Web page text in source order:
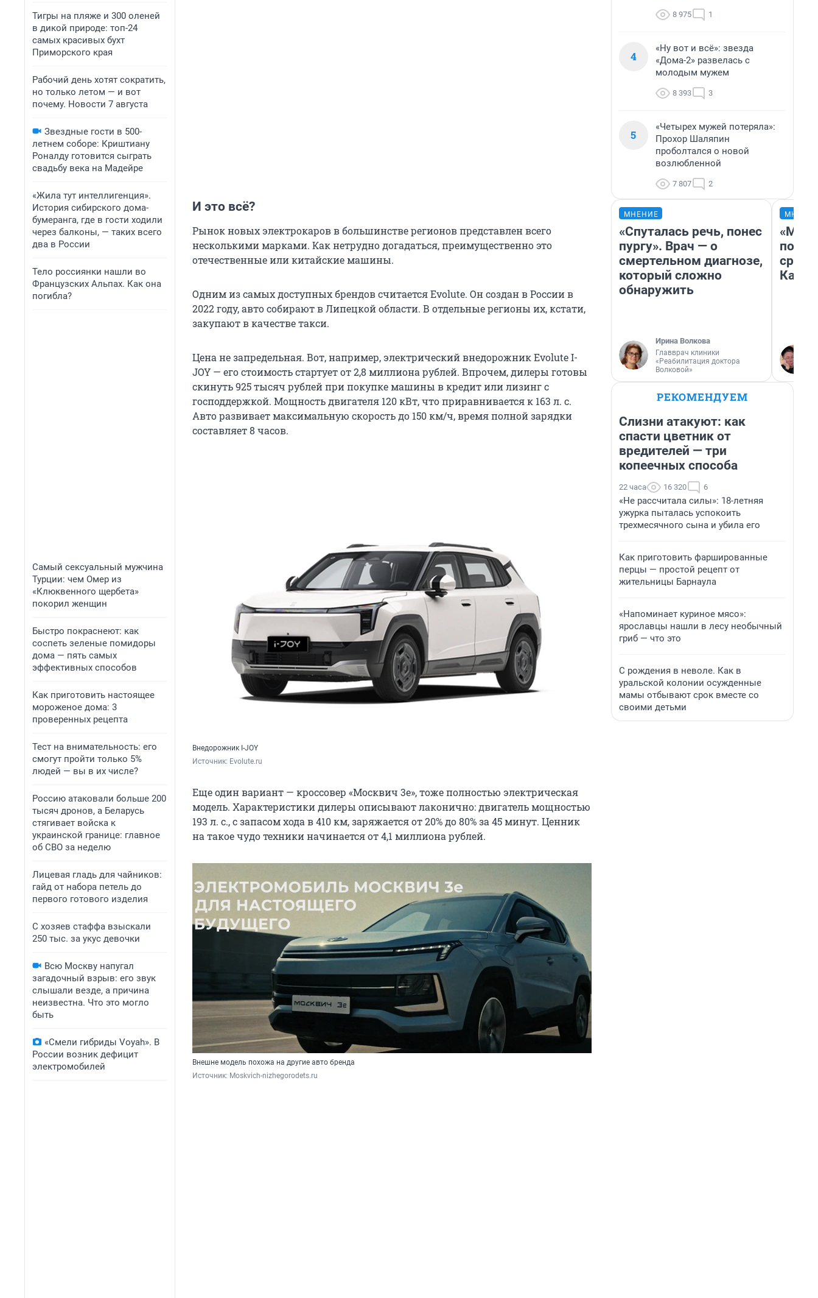
Тигры на пляже и 300 оленей
в дикой природе: топ-24
самых красивых бухт
Приморского края
Рабочий день хотят сократить,
но только летом — и вот
почему. Новости 7 августа
Звездные гости в 500-
летнем соборе: Криштиану
Роналду готовится сыграть
свадьбу века на Мадейре
«Жила тут интеллигенция».
История сибирского дома-
бумеранга, где в гости ходили
через балконы, — таких всего
два в России
Тело россиянки нашли во
Французских Альпах. Как она
погибла?
Самый сексуальный мужчина
Турции: чем Омер из
«Клюквенного щербета»
покорил женщин
Быстро покраснеют: как
соспеть зеленые помидоры
дома — пять самых
эффективных способов
Как приготовить настоящее
мороженое дома: 3
проверенных рецепта
Тест на внимательность: его
смогут пройти только 5%
людей — вы в их числе?
Россию атаковали больше 200
тысяч дронов, а Беларусь
стягивает войска к
украинской границе: главное
об СВО за неделю
Лицевая гладь для чайников:
гайд от набора петель до
первого готового изделия
С хозяев стаффа взыскали
250 тыс. за укус девочки
Всю Москву напугал
загадочный взрыв: его звук
слышали везде, а причина
неизвестна. Что это могло
быть
«Смели гибриды Voyah». В
России возник дефицит
электромобилей
И это всё?
Рынок новых электрокаров в большинстве регионов представлен всего
несколькими марками. Как нетрудно догадаться, преимущественно это
отечественные или китайские машины.
Одним из самых доступных брендов считается Evolute. Он создан в России в
2022 году, авто собирают в Липецкой области. В отдельные регионы их, кстати,
закупают в качестве такси.
Цена не запредельная. Вот, например, электрический внедорожник Evolute I-
JOY — его стоимость стартует от 2,8 миллиона рублей. Впрочем, дилеры готовы
скинуть 925 тысяч рублей при покупке машины в кредит или лизинг с
господдержкой. Мощность двигателя 120 кВт, что приравнивается к 163 л. с.
Авто развивает максимальную скорость до 150 км/ч, время полной зарядки
составляет 8 часов.
Внедорожник I-JOY
Источник: Evolute.ru
Еще один вариант — кроссовер «Москвич 3е», тоже полностью электрическая
модель. Характеристики дилеры описывают лаконично: двигатель мощностью
193 л. с., с запасом хода в 410 км, заряжается от 20% до 80% за 45 минут. Ценник
на такое чудо техники начинается от 4,1 миллиона рублей.
Внешне модель похожа на другие авто бренда
Источник: Moskvich-nizhegorodets.ru
8 975 1
4
«Ну вот и всё»: звезда
«Дома-2» развелась с
молодым мужем
8 393 3
5
«Четырех мужей потеряла»:
Прохор Шаляпин
проболтался о новой
возлюбленной
7 807 2
МНЕНИЕ
«Спуталась речь, понес
пургу». Врач — о
смертельном диагнозе,
который сложно
обнаружить
Ирина Волкова
Главврач клиники
«Реабилитация доктора
Волковой»
РЕКОМЕНДУЕМ
Слизни атакуют: как
спасти цветник от
вредителей — три
копеечных способа
22 часа 16 320 6
«Не рассчитала силы»: 18-летняя
ужурка пыталась успокоить
трехмесячного сына и убила его
Как приготовить фаршированные
перцы — простой рецепт от
жительницы Барнаула
«Напоминает куриное мясо»:
ярославцы нашли в лесу необычный
гриб — что это
С рождения в неволе. Как в
уральской колонии осужденные
мамы отбывают срок вместе со
своими детьми